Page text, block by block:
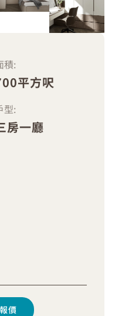
積:
平方呎
型:
房一廳
價